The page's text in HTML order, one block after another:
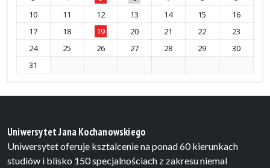
10
11 12 13 14 15
16
17
18 19 20 21 22
23
24
25 26 27 28 29
30
31
Uniwersytet Jana Kochanowskiego
Uniwersytet oferuje ksztalcenie na ponad 60 kierunkach
studiów i blisko 150 specjalnościach z zakresu niemal